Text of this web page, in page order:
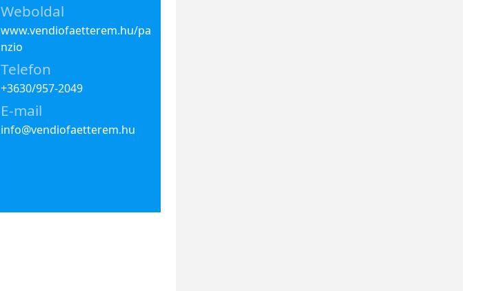
Weboldal
www.vendiofaetterem.hu/pa
nzio
Telefon
+3630/957-2049
E-mail
info@vendiofaetterem.hu